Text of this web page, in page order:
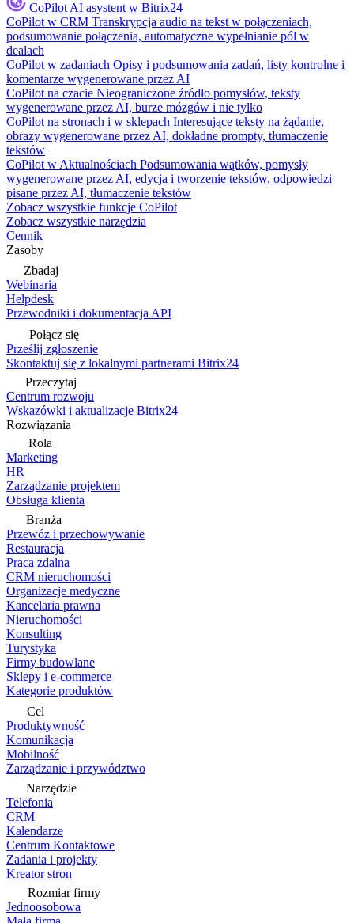
CoPilot AI asystent w Bitrix24
CoPilot w CRM Transkrypcja audio na tekst w połączeniach,
podsumowanie połączenia, automatyczne wypełnianie pól w
dealach
CoPilot w zadaniach Opisy i podsumowania zadań, listy kontrolne i
komentarze wygenerowane przez AI
CoPilot na czacie Nieograniczone źródło pomysłów, teksty
wygenerowane przez AI, burze mózgów i nie tylko
CoPilot na stronach i w sklepach Interesujące teksty na żądanie,
obrazy wygenerowane przez AI, dokładne prompty, tłumaczenie
tekstów
CoPilot w Aktualnościach Podsumowania wątków, pomysły
wygenerowane przez AI, edycja i tworzenie tekstów, odpowiedzi
pisane przez AI, tłumaczenie tekstów
Zobacz wszystkie funkcje CoPilot
Zobacz wszystkie narzędzia
Cennik
Zasoby
Zbadaj
Webinaria
Helpdesk
Przewodniki i dokumentacja API
Połącz się
Prześlij zgłoszenie
Skontaktuj się z lokalnymi partnerami Bitrix24
Przeczytaj
Centrum rozwoju
Wskazówki i aktualizacje Bitrix24
Rozwiązania
Rola
Marketing
HR
Zarządzanie projektem
Obsługa klienta
Branża
Przewóz i przechowywanie
Restauracja
Praca zdalna
CRM nieruchomości
Organizacje medyczne
Kancelaria prawna
Nieruchomości
Konsulting
Turystyka
Firmy budowlane
Sklepy i e-commerce
Kategorie produktów
Cel
Produktywność
Komunikacja
Mobilność
Zarządzanie i przywództwo
Narzędzie
Telefonia
CRM
Kalendarze
Centrum Kontaktowe
Zadania i projekty
Kreator stron
Rozmiar firmy
Jednoosobowa